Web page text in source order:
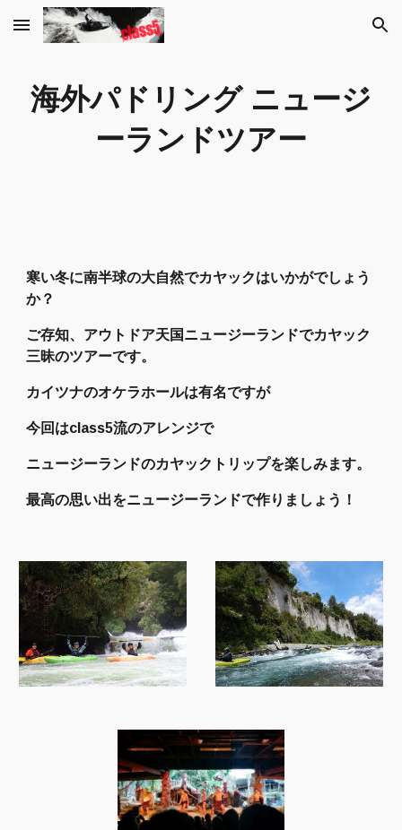
Skip to main content Skip to navigation
海外パドリング ニュージ
ーランドツアー
寒い冬に南半球の大自然でカヤックはいかがでしょう
か？
ご存知、アウトドア天国ニュージーランドでカヤック
三昧のツアーです。
カイツナのオケラホールは有名ですが
今回はclass5流のアレンジで
ニュージーランドのカヤックトリップを楽しみます。
最高の思い出をニュージーランドで作りましょう！